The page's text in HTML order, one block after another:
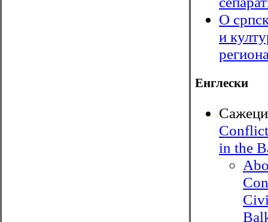
О
и
Енглески
in the